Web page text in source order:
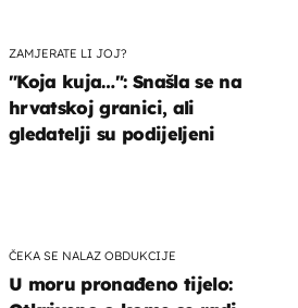
ČEKA SE NALAZ OBDUKCIJE
U moru pronađeno tijelo:
ZAMJERATE LI JOJ?
"Koja kuja…": Snašla se na
hrvatskoj granici, ali
gledatelji su podijeljeni